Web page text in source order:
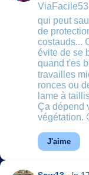
qui peut
de
costauds...
évite de se
quand t'es
travailles
ronces ou
lame à
Ça dépend
végétation.
J'aime